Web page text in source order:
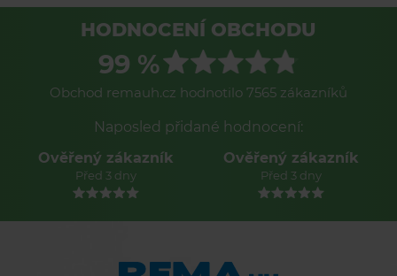
HODNOCENÍ OBCHODU
99 %
Obchod remauh.cz hodnotilo 7565 zákazníků
Naposled přidané hodnocení:
Ověřený zákazník
Před 3 dny
Ověřený zákazník
Před 3 dny